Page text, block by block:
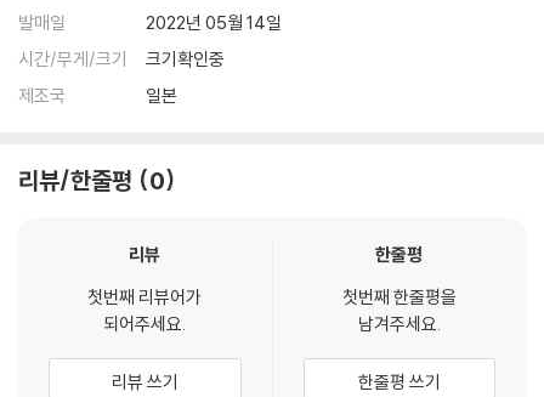
※ 컬러 디스크
아래에 해당하는 경우는 불량이 아니므로 개봉 후 반품/교환이 불가합니
다.
있습니다.
※ 반품/교환 안내
1) 불량으로 인한 반품/교환 요청 시에는 불량 확인을 위해 개봉 시의 동영
상을 요청할 수 있으며, 동영상이 없는 경우 반품/교환이 제한될 수 있습니
발매일
2022년 05월 14일
시간/무게/크기
크기확인중
제조국
일본
리뷰/한줄평 0
리뷰
첫번째 리뷰어가
되어주세요.
리뷰 쓰기
한줄평
첫번째 한줄평을
남겨주세요.
한줄평 쓰기